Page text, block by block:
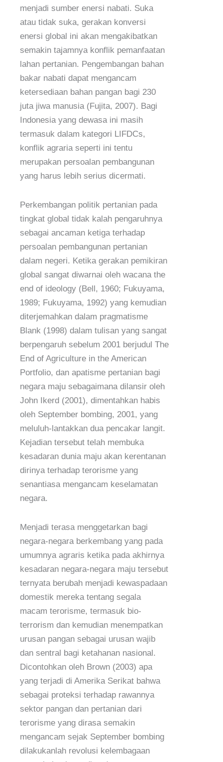
menjadi sumber enersi nabati. Suka
atau tidak suka, gerakan konversi
enersi global ini akan mengakibatkan
semakin tajamnya konflik pemanfaatan
lahan pertanian. Pengembangan bahan
bakar nabati dapat mengancam
ketersediaan bahan pangan bagi 230
juta jiwa manusia (Fujita, 2007). Bagi
Indonesia yang dewasa ini masih
termasuk dalam kategori LIFDCs,
konflik agraria seperti ini tentu
merupakan persoalan pembangunan
yang harus lebih serius dicermati.
Perkembangan politik pertanian pada
tingkat global tidak kalah pengaruhnya
sebagai ancaman ketiga terhadap
persoalan pembangunan pertanian
dalam negeri. Ketika gerakan pemikiran
global sangat diwarnai oleh wacana the
end of ideology (Bell, 1960; Fukuyama,
1989; Fukuyama, 1992) yang kemudian
diterjemahkan dalam pragmatisme
Blank (1998) dalam tulisan yang sangat
berpengaruh sebelum 2001 berjudul The
End of Agriculture in the American
Portfolio, dan apatisme pertanian bagi
negara maju sebagaimana dilansir oleh
John Ikerd (2001), dimentahkan habis
oleh September bombing, 2001, yang
meluluh-lantakkan dua pencakar langit.
Kejadian tersebut telah membuka
kesadaran dunia maju akan kerentanan
dirinya terhadap terorisme yang
senantiasa mengancam keselamatan
negara.
Menjadi terasa menggetarkan bagi
negara-negara berkembang yang pada
umumnya agraris ketika pada akhirnya
kesadaran negara-negara maju tersebut
ternyata berubah menjadi kewaspadaan
domestik mereka tentang segala
macam terorisme, termasuk bio-
terrorism dan kemudian menempatkan
urusan pangan sebagai urusan wajib
dan sentral bagi ketahanan nasional.
Dicontohkan oleh Brown (2003) apa
yang terjadi di Amerika Serikat bahwa
sebagai proteksi terhadap rawannya
sektor pangan dan pertanian dari
terorisme yang dirasa semakin
mengancam sejak September bombing
dilakukanlah revolusi kelembagaan